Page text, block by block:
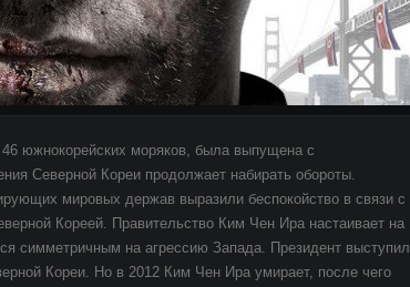
южнокорейских моряков, была выпущена с
Северной Кореи продолжает набирать обороты.
мировых держав выразили беспокойство в связи с
Кореей. Правительство Ким Чен Ира настаивает на
симметричным на агрессию Запада. Президент выступил
Кореи. Но в 2012 Ким Чен Ира умирает, после чего